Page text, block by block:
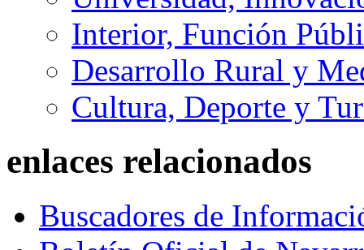
Interior, Función
Desarrollo Rural y
Cultura, Deporte y
enlaces relacionados
Buscadores de